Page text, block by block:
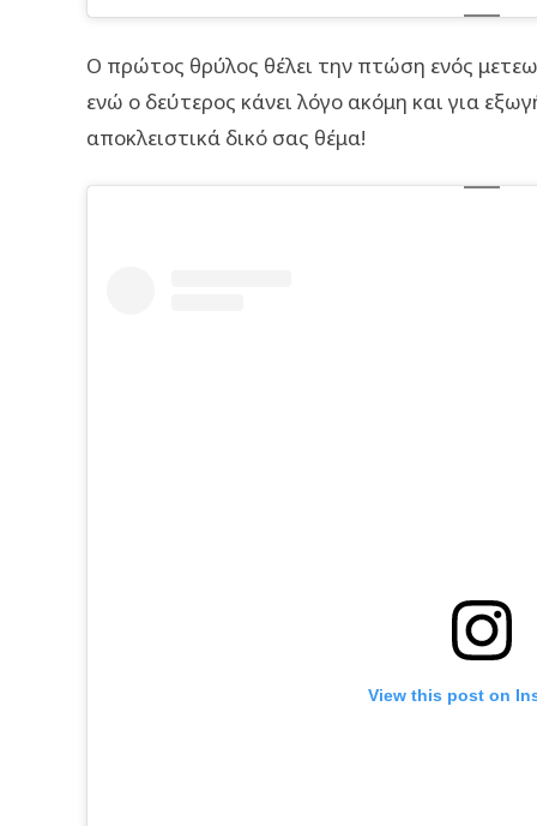
Ο πρώτος θρύλος θέλει την πτώση ενός
ενώ ο δεύτερος κάνει λόγο ακόμη και για
αποκλειστικά δικό σας θέμα!
View this post on